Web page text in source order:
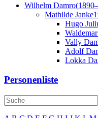
Wilhelm Damro(1890–
Mathilde Janke
Hugo
Vally
Adolf
Lokka
Personenliste